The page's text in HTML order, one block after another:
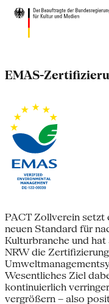
EMAS-
PACT Zollverein setzt
neuen Standard für
Kulturbranche und hat
NRW die
Wesentliches Ziel
kontinuierlich
vergrößern – also